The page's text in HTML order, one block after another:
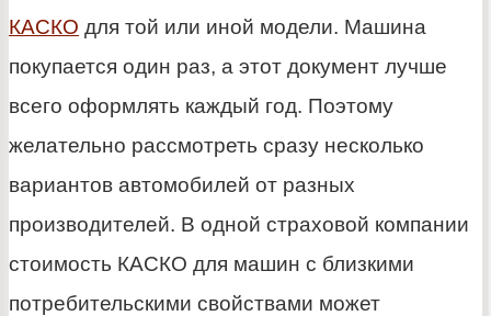
КАСКО для той или иной модели. Машина
покупается один раз, а этот документ лучше
всего оформлять каждый год. Поэтому
желательно рассмотреть сразу несколько
вариантов автомобилей от разных
производителей. В одной страховой компании
стоимость КАСКО для машин с близкими
потребительскими свойствами может